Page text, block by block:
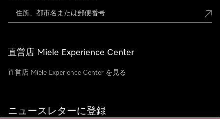
直営店 Miele Experience Center
直営店 Miele Experience Center を見る
ニュースレターに登録